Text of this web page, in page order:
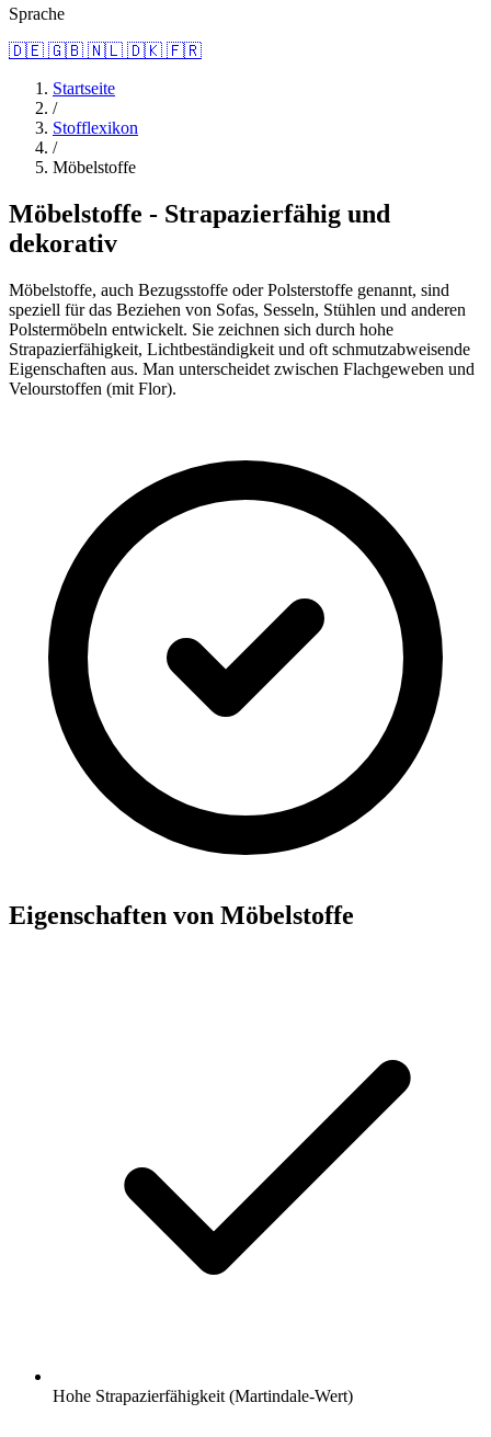
Sprache
🇩🇪 🇬🇧 🇳🇱 🇩🇰 🇫🇷
Startseite
/
Stofflexikon
/
Möbelstoffe
Möbelstoffe - Strapazierfähig und
dekorativ
Möbelstoffe, auch Bezugsstoffe oder Polsterstoffe genannt, sind
speziell für das Beziehen von Sofas, Sesseln, Stühlen und anderen
Polstermöbeln entwickelt. Sie zeichnen sich durch hohe
Strapazierfähigkeit, Lichtbeständigkeit und oft schmutzabweisende
Eigenschaften aus. Man unterscheidet zwischen Flachgeweben und
Velourstoffen (mit Flor).
Eigenschaften von Möbelstoffe
Hohe Strapazierfähigkeit (Martindale-Wert)